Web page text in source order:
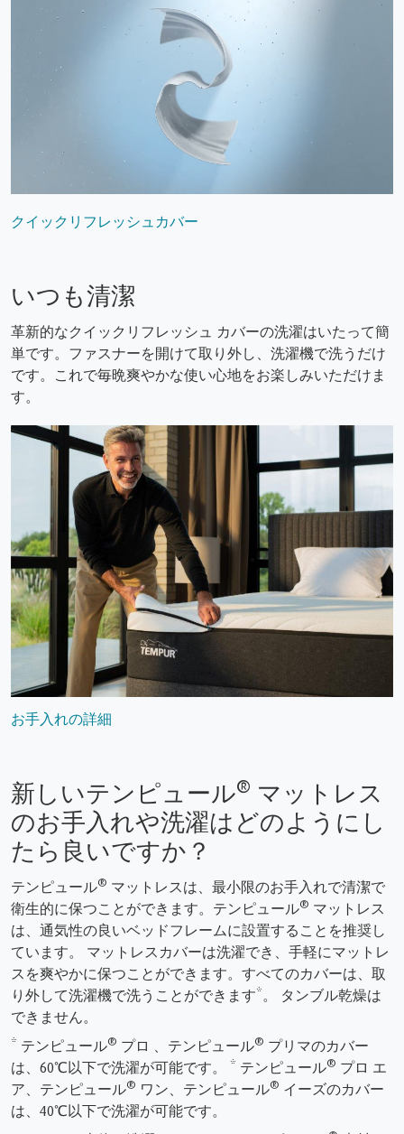
クイックリフレッシュカバー
いつも清潔
革新的なクイックリフレッシュ カバーの洗濯はいたって簡
単です。ファスナーを開けて取り外し、洗濯機で洗うだけ
です。これで毎晩爽やかな使い心地をお楽しみいただけま
す。
お手入れの詳細
新しいテンピュール® マットレス
のお手入れや洗濯はどのようにし
たら良いですか？
テンピュール® マットレスは、最小限のお手入れで清潔で
衛生的に保つことができます。テンピュール® マットレス
は、通気性の良いベッドフレームに設置することを推奨し
ています。 マットレスカバーは洗濯でき、手軽にマットレ
スを爽やかに保つことができます。すべてのカバーは、取
り外して洗濯機で洗うことができます*。 タンブル乾燥は
できません。
* テンピュール® プロ 、テンピュール® プリマのカバー
は、60℃以下で洗濯が可能です。 * テンピュール® プロ エ
ア、テンピュール® ワン、テンピュール® イーズのカバー
は、40℃以下で洗濯が可能です。